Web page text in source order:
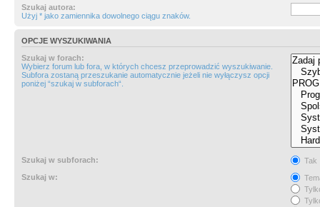
Szukaj autora:
Użyj * jako zamiennika dowolnego ciągu znaków.
OPCJE WYSZUKIWANIA
Szukaj w forach:
Wybierz forum lub fora, w których chcesz przeprowadzić wyszukiwanie.
Subfora zostaną przeszukanie automatycznie jeżeli nie wyłączysz opcji
poniżej “szukaj w subforach“.
Szukaj w subforach:
Tak
Szukaj w: